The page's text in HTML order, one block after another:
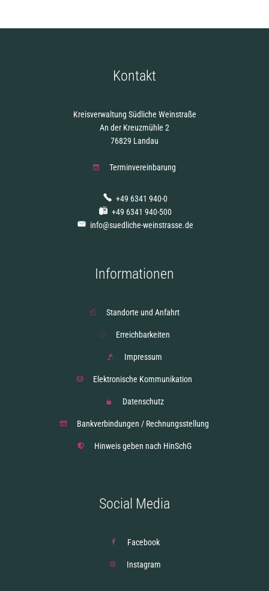
Kontakt
Kreisverwaltung Südliche Weinstraße
An der Kreuzmühle 2
76829 Landau
Terminvereinbarung
+49 6341 940-0
+49 6341 940-500
info@suedliche-weinstrasse.de
Informationen
Standorte und Anfahrt
Erreichbarkeiten
Impressum
Elektronische Kommunikation
Datenschutz
Bankverbindungen / Rechnungsstellung
Hinweis geben nach HinSchG
Social Media
Facebook
Instagram